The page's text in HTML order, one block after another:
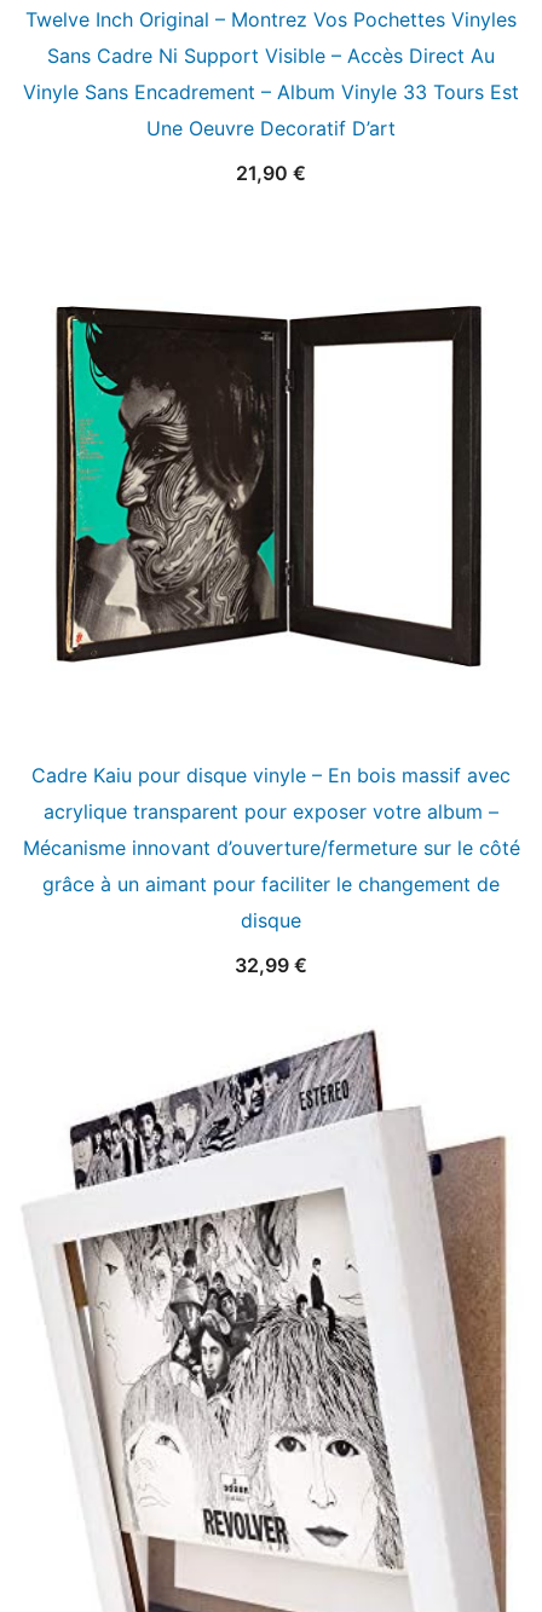
Twelve Inch Original – Montrez Vos Pochettes Vinyles
Sans Cadre Ni Support Visible – Accès Direct Au
Vinyle Sans Encadrement – Album Vinyle 33 Tours Est
Une Oeuvre Decoratif D’art
21,90 €
Cadre Kaiu pour disque vinyle – En bois massif avec
acrylique transparent pour exposer votre album –
Mécanisme innovant d’ouverture/fermeture sur le côté
grâce à un aimant pour faciliter le changement de
disque
32,99 €